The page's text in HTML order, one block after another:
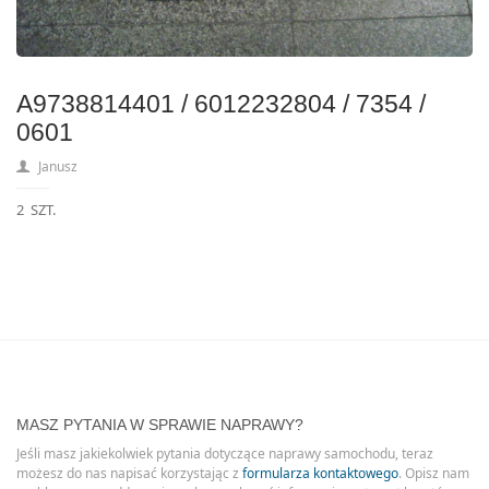
A9738814401 / 6012232804 / 7354 /
0601
Janusz
2 SZT.
MASZ PYTANIA W SPRAWIE NAPRAWY?
Jeśli masz jakiekolwiek pytania dotyczące naprawy samochodu, teraz
możesz do nas napisać korzystając z formularza kontaktowego. Opisz nam